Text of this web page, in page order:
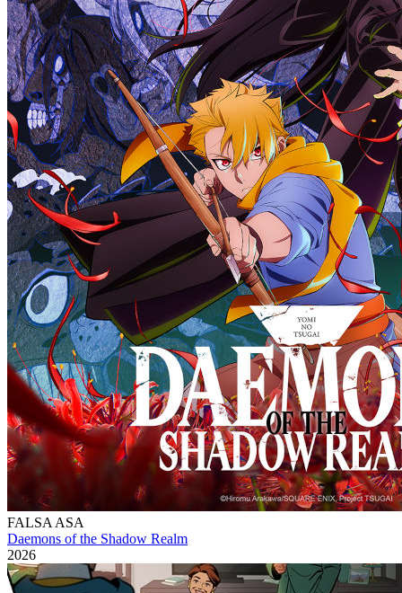
FALSA ASA
Daemons of the Shadow Realm
2026